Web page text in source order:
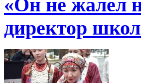
«Он не жалел
директор